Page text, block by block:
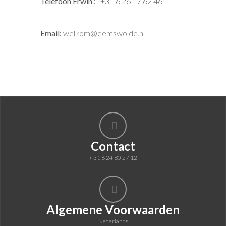
Email: welkom@eemswolde.nl
Contact
+ 31 6 24 80 27 12
Algemene Voorwaarden
Nederlands